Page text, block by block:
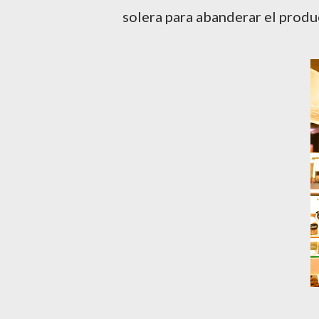
solera para abanderar el